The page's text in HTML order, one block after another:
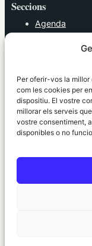
Per oferir-vos la
com les cookies per
dispositiu. El vostre
millorar els serveis
vostre consentiment,
disponibles o no
Seccions
Agenda
Política
Societat
Tendències
elRidaura.com